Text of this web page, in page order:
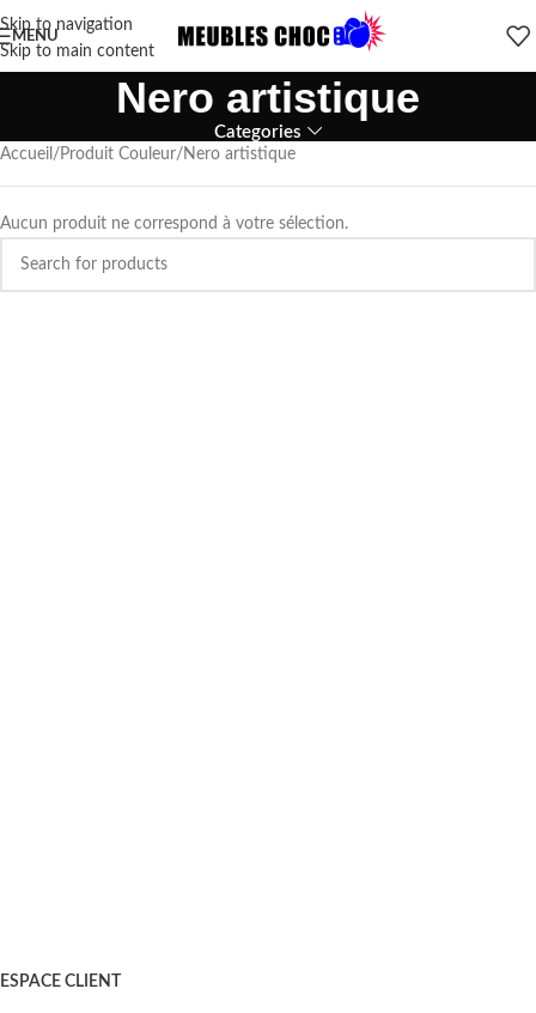
Skip to navigation
Skip to main content
MENU
Nero artistique
Categories
Accueil Produit Couleur Nero artistique
Aucun produit ne correspond à votre sélection.
ESPACE CLIENT